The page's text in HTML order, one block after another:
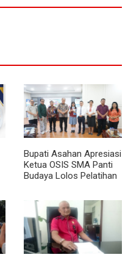
Bupati Asahan Apresiasi
Ketua OSIS SMA Panti
Budaya Lolos Pelatihan